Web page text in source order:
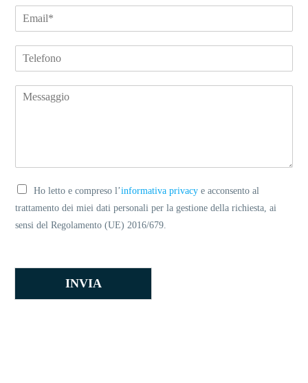
Ho letto e compreso l’informativa privacy e acconsento al
trattamento dei miei dati personali per la gestione della richiesta, ai
sensi del Regolamento (UE) 2016/679.
INVIA